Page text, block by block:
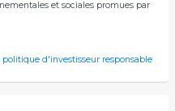
et sociales promues par
politique d'investisseur responsable